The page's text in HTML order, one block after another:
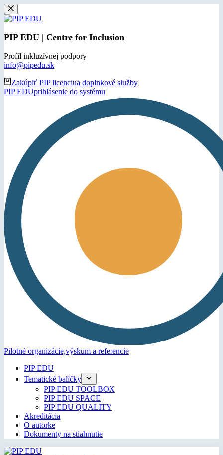
Skip
to
PIP EDU | Centre for Inclusion
Profil inkluzívnej podpory
info@pipedu.sk
Zakúpiť PIP licenciua doplnkové služby
PIP EDUprihlásenie do systému
Pilotné organizácie,výskum a referencie
PIP EDU
Tematické balíčky
PIP EDU TOOLBOX
PIP EDU SPACE
PIP EDU QUALITY
Akreditácia
O autorke
Dokumenty na stiahnutie